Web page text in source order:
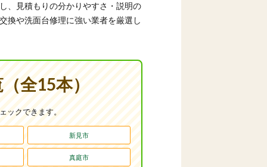
、見積もりの分かりやすさ・説明の
換や洗面台修理に強い業者を厳選し
全15本）
ックできます。
新見市
真庭市